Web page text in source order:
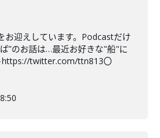
お迎えしています。Podcastだけ
”のお話は…最近お好きな"船"に
https://twitter.com/ttn813〇